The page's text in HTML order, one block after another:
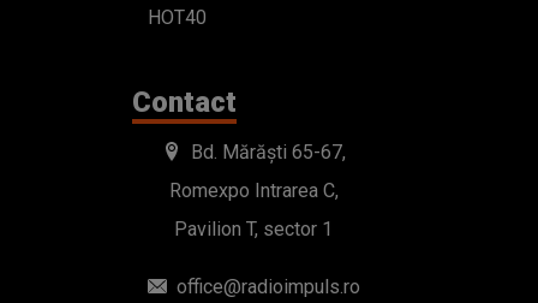
HOT40
Contact
Bd. Mărăști 65-67,
Romexpo Intrarea C,
Pavilion T, sector 1
office@radioimpuls.ro